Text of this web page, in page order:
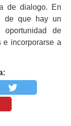
de dialogo. En
de que hay un
de
e incorporarse a